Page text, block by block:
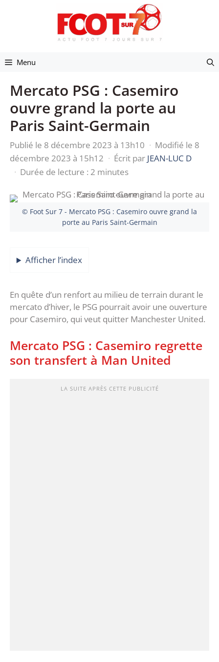
Menu
Mercato PSG : Casemiro
ouvre grand la porte au
Paris Saint-Germain
Publié le 8 décembre 2023 à 13h10 · Modifié le 8
décembre 2023 à 15h12 · Écrit par JEAN-LUC D
· Durée de lecture : 2 minutes
© Foot Sur 7 - Mercato PSG : Casemiro ouvre grand la
porte au Paris Saint-Germain
Afficher l’index
En quête d’un renfort au milieu de terrain durant le
mercato d’hiver, le PSG pourrait avoir une ouverture
pour Casemiro, qui veut quitter Manchester United.
Mercato PSG : Casemiro regrette
son transfert à Man United
LA SUITE APRÈS CETTE PUBLICITÉ